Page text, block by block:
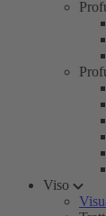
Viso